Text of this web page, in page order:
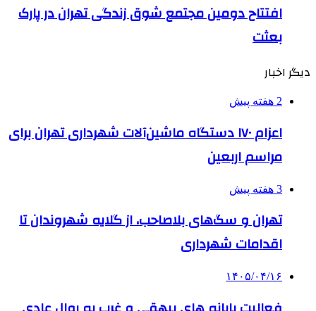
افتتاح دومین مجتمع شوق زندگی تهران در پارک
بعثت
دیگر اخبار
2 هفته پیش
اعزام ۱۷۰ دستگاه ماشین‌آلات شهرداری تهران برای
مراسم اربعین
3 هفته پیش
تهران و سگ‌های بلاصاحب، از گلایه شهروندان تا
اقدامات شهرداری
۱۴۰۵/۰۴/۱۶